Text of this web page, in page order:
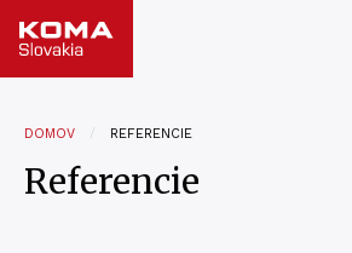
DOMOV REFERENCIE
Referencie